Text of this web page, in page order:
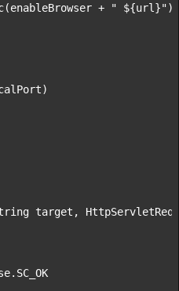
+ " ${url}"
target,